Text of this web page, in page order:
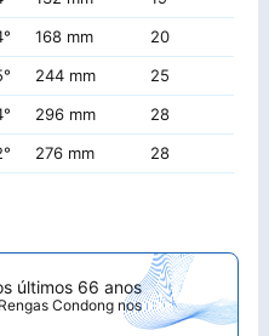
168 mm 20
244 mm 25
296 mm 28
276 mm 28
últimos 66 anos
Condong nos